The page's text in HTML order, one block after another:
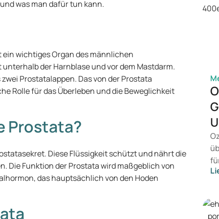
was man dafür tun kann.
wichtiges Organ des männlichen
der Harnblase und vor dem Mastdarm.
Prostatalappen. Das von der Prostata
Rolle für das Überleben und die Beweglichkeit
Prostata?
Diese Flüssigkeit schützt und nährt die
Die Funktion der Prostata wird maßgeblich von
das hauptsächlich von den Hoden